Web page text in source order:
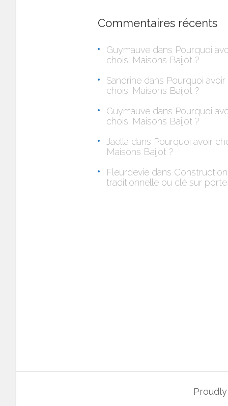
Commentaires récents
Guymauve dans Pourquoi
choisi Maisons Baijot ?
Sandrine dans Pourquoi avoir
choisi Maisons Baijot ?
Guymauve dans Pourquoi
choisi Maisons Baijot ?
Jaella dans Pourquoi avoir
Maisons Baijot ?
Fleurdevie dans Construction
traditionnelle ou clé sur porte